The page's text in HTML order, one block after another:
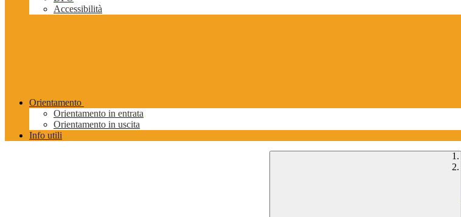
Accessibilità
Orientamento
Orientamento in entrata
Orientamento in uscita
Info utili